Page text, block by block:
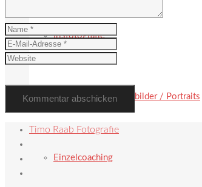
Irisfotografie
Paarbilder / Familienbilder / Portraits
Einzelcoaching
Timo Raab Fotografie